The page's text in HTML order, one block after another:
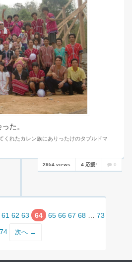
た。
くれたカレン族にありったけのタブルドマ
2954 views 4 応援! 0
61 62 63 64 65 66 67 68 … 73
74 次へ →